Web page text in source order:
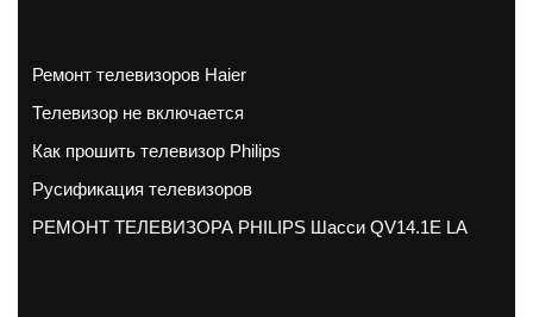
Ремонт телевизоров Haier
Телевизор не включается
Как прошить телевизор Philips
Русификация телевизоров
РЕМОНТ ТЕЛЕВИЗОРА PHILIPS Шасси QV14.1E LA